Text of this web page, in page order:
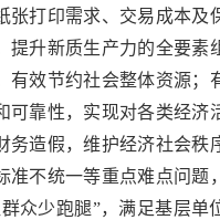
张打印需求、交易成本及
提升新质生产力的全要素
有效节约社会整体资源；
可靠性，实现对各类经济
务造假，维护经济社会秩
准不统一等重点难点问题
众少跑腿”，满足基层单